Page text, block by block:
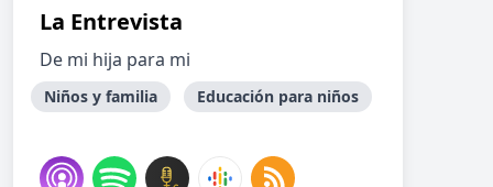
La Entrevista
De mi hija para mi
Niños y familia Educación para niños